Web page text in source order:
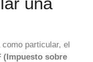
particular, el
(Impuesto sobre